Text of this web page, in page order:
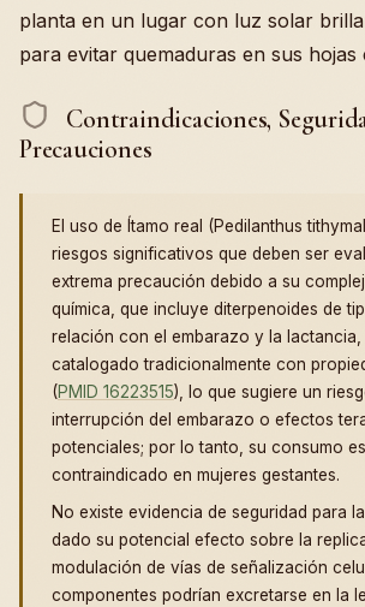
planta en un lugar con luz solar
para evitar quemaduras en sus hojas
Contraindicaciones,
Precauciones
El uso de Ítamo real (Pedilanthus
riesgos significativos que deben ser
extrema precaución debido a su
química, que incluye diterpenoides de
relación con el embarazo y la lactancia,
catalogado tradicionalmente con
(PMID 16223515), lo que sugiere un
interrupción del embarazo o efectos
potenciales; por lo tanto, su consumo
contraindicado en mujeres gestantes.
No existe evidencia de seguridad para
dado su potencial efecto sobre la
modulación de vías de señalización
componentes podrían excretarse en la